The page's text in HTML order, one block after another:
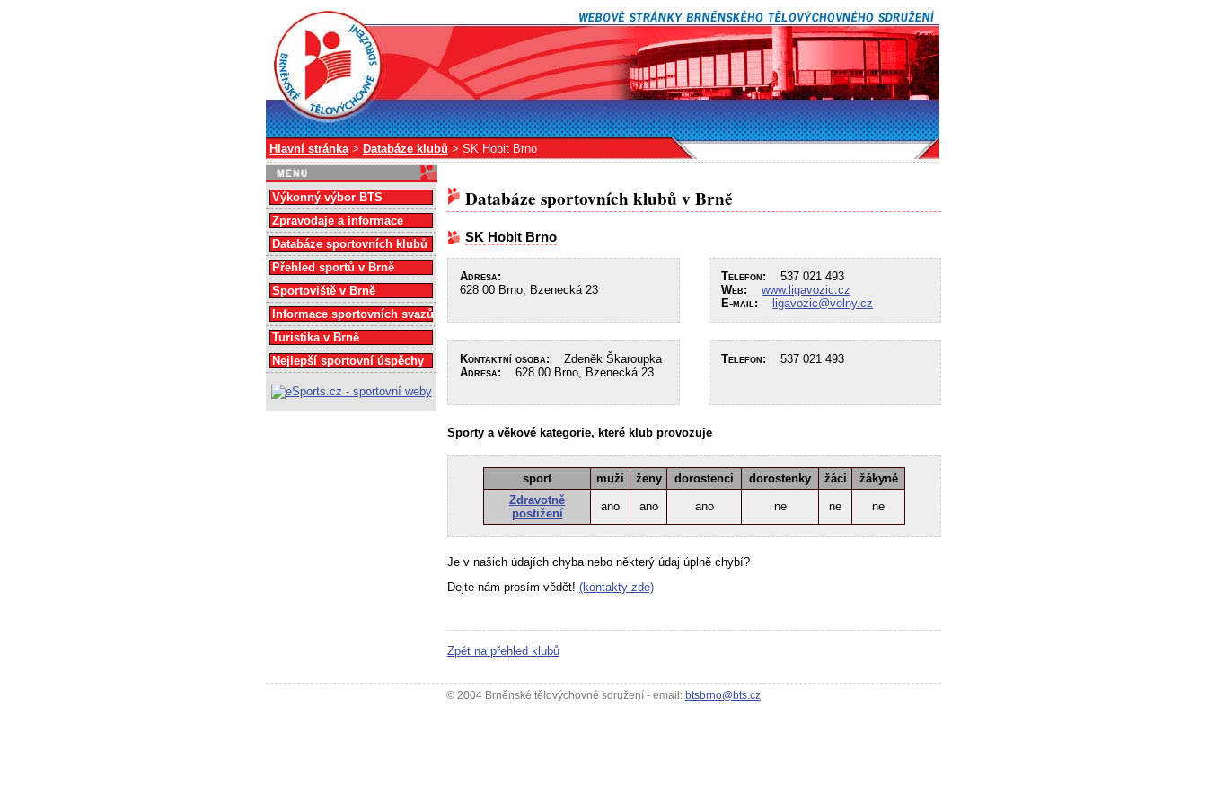
Hlavní stránka> Databáze klubů > SK Hobit Brno
Databáze sportovních klubů v Brně
SK Hobit Brno
Adresa:
628 00 Brno, Bzenecká 23
Telefon: 537 021 493
Web:
www.ligavozic.cz
E-mail:
ligavozic@volny.cz
Kontaktní osoba: Zdeněk Škaroupka
Adresa: 628 00 Brno, Bzenecká 23
Telefon: 537 021 493
Sporty a věkové kategorie, které klub provozuje
sport muži ženy dorostenci dorostenky žáci
žákyně
Zdravotně
postižení
ano ano ano ne ne ne
Je v našich údajích chyba nebo některý údaj úplně chybí?
Dejte nám prosím vědět! (kontakty zde)
Zpět na přehled klubů
Výkonný výbor BTS
Zpravodaje a informace
Databáze sportovních klubů
Přehled sportů v Brně
Sportoviště v Brně
Informace sportovních svazů
Turistika v Brně
Nejlepší sportovní úspěchy
© 2004 Brněnské tělovýchovné sdružení - email: btsbrno@bts.cz